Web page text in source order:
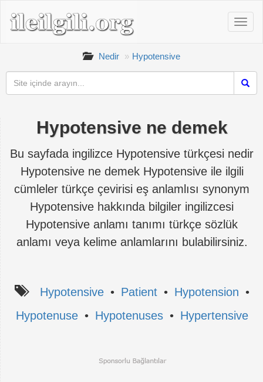
Nedir Hypotensive
Hypotensive ne demek
Bu sayfada ingilizce Hypotensive türkçesi nedir
Hypotensive ne demek Hypotensive ile ilgili
cümleler türkçe çevirisi eş anlamlısı synonym
Hypotensive hakkında bilgiler ingilizcesi
Hypotensive anlamı tanımı türkçe sözlük
anlamı veya kelime anlamlarını bulabilirsiniz.
Hypotensive • Patient • Hypotension •
Hypotenuse • Hypotenuses • Hypertensive